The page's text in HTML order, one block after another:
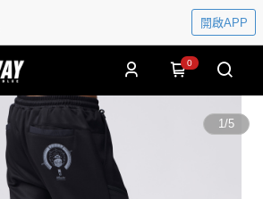
開啟APP
0
1/5